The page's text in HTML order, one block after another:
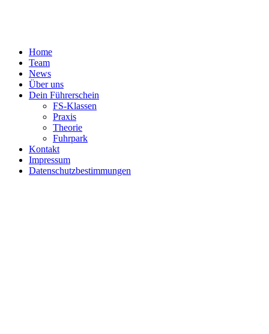
Home
Team
News
Über uns
Dein Führerschein
FS-Klassen
Praxis
Theorie
Fuhrpark
Kontakt
Impressum
Datenschutzbestimmungen